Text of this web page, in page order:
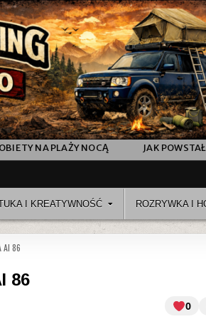
AI „FASHION SHOW” VIDEO SHORT
I KREATYWNOŚĆ ROZRYWKA I
AI 86
86
0